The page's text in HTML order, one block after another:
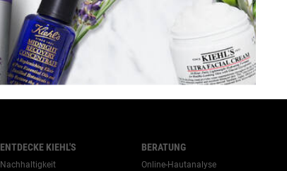
Wie unreine Haut pflegen?
Wie Pickel ausdrücken?
Wie verstopfte Poren reinigen?
Wie Pickelmale aufhellen?
Wie Sonnenschutz auftragen?
-->
ENTDECKE KIEHL'S
Nachhaltigkeit
BERATUNG
Online-Hautanalyse